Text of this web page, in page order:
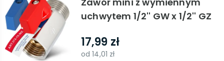
uchwytem 1/2'' GW x 1/2'' GZ
17,99 zł
od14,01 zł